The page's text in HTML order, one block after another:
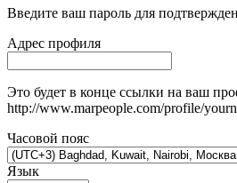
Введите ваш пароль для
Адрес профиля
Это будет в конце ссылки на ваш
http://www.marpeople.com/profile/
Часовой пояс
Язык